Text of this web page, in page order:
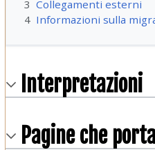
3 Collegamenti esterni
4 Informazioni sulla
Interpretazioni
Pagine che